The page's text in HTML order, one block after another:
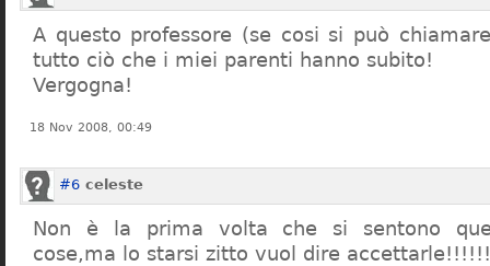
A questo professore (se cosi si può
tutto ciò che i miei parenti hanno subito!
Vergogna!
18 Nov 2008, 00:49
#6 celeste
Non è la prima volta che si sentono
cose,ma lo starsi zitto vuol dire accettarle!!!!!!